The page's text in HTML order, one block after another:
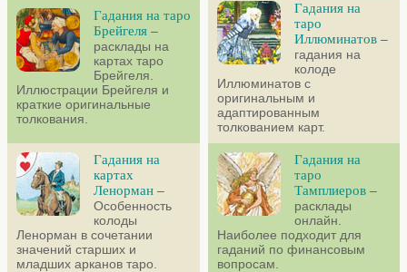
Гадания на таро
Брейгеля –
расклады на
картах таро
Брейгеля.
Иллюстрации Брейгеля и
краткие оригинальные
толкования.
Гадания на
таро
Иллюминатов –
гадания на
колоде
Иллюминатов с
оригинальным и
адаптированным
толкованием карт.
Гадания на
картах
Ленорман –
Особенность
колоды
Ленорман в сочетании
значений старших и
младших арканов таро.
Гадания на
таро
Тамплиеров –
расклады
онлайн.
Наиболее подходит для
гаданий по финансовым
вопросам.